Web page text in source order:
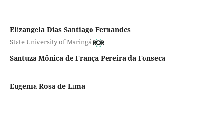
Elizangela Dias Santiago Fernandes
State University of Maringá
Santuza Mônica de França Pereira da Fonseca
Eugenia Rosa de Lima